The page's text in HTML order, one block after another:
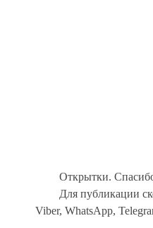
Открытки.
Для публикации
Viber, WhatsApp,